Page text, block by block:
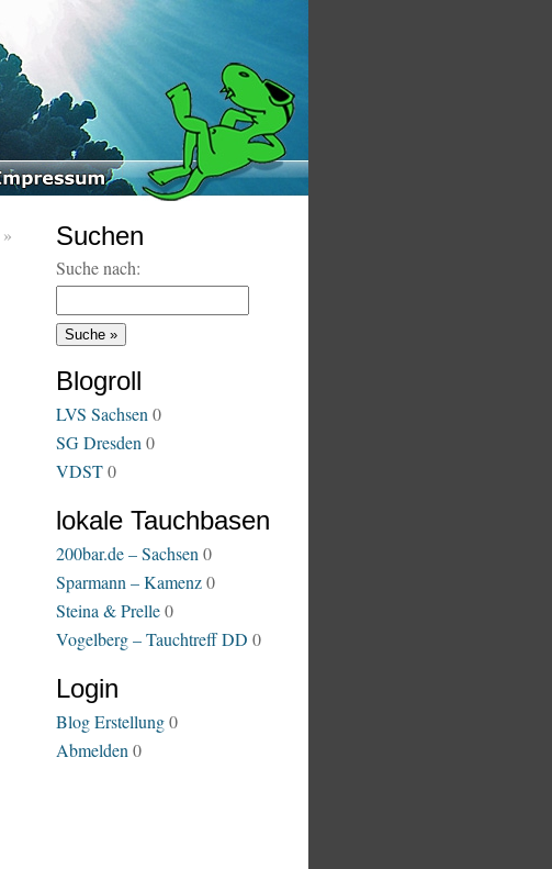
» Suchen
Suche nach:
Blogroll
LVS Sachsen 0
SG Dresden 0
VDST0
lokale Tauchbasen
200bar.de – Sachsen 0
Sparmann – Kamenz0
Steina & Prelle0
Vogelberg – Tauchtreff DD 0
Login
Blog Erstellung0
Abmelden 0